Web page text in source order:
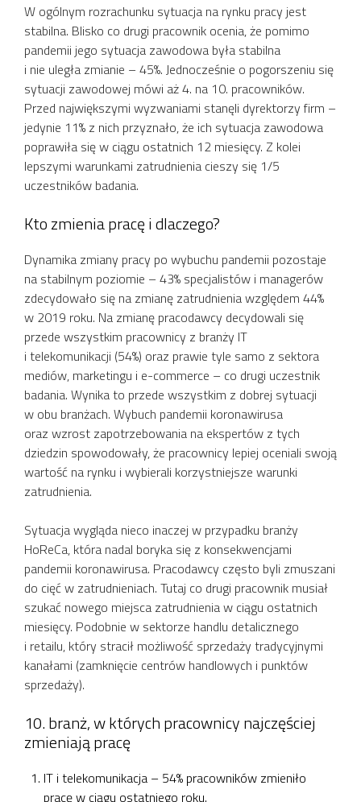
W ogólnym rozrachunku sytuacja na rynku pracy jest
stabilna. Blisko co drugi pracownik ocenia, że pomimo
pandemii jego sytuacja zawodowa była stabilna
i nie uległa zmianie – 45%. Jednocześnie o pogorszeniu się
sytuacji zawodowej mówi aż 4. na 10. pracowników.
Przed największymi wyzwaniami stanęli dyrektorzy firm –
jedynie 11% z nich przyznało, że ich sytuacja zawodowa
poprawiła się w ciągu ostatnich 12 miesięcy. Z kolei
lepszymi warunkami zatrudnienia cieszy się 1/5
uczestników badania.
Kto zmienia pracę i dlaczego?
Dynamika zmiany pracy po wybuchu pandemii pozostaje
na stabilnym poziomie – 43% specjalistów i managerów
zdecydowało się na zmianę zatrudnienia względem 44%
w 2019 roku. Na zmianę pracodawcy decydowali się
przede wszystkim pracownicy z branży IT
i telekomunikacji (54%) oraz prawie tyle samo z sektora
mediów, marketingu i e-commerce – co drugi uczestnik
badania. Wynika to przede wszystkim z dobrej sytuacji
w obu branżach. Wybuch pandemii koronawirusa
oraz wzrost zapotrzebowania na ekspertów z tych
dziedzin spowodowały, że pracownicy lepiej oceniali swoją
wartość na rynku i wybierali korzystniejsze warunki
zatrudnienia.
Sytuacja wygląda nieco inaczej w przypadku branży
HoReCa, która nadal boryka się z konsekwencjami
pandemii koronawirusa. Pracodawcy często byli zmuszani
do cięć w zatrudnieniach. Tutaj co drugi pracownik musiał
szukać nowego miejsca zatrudnienia w ciągu ostatnich
miesięcy. Podobnie w sektorze handlu detalicznego
i retailu, który stracił możliwość sprzedaży tradycyjnymi
kanałami (zamknięcie centrów handlowych i punktów
sprzedaży).
10. branż, w których pracownicy najczęściej
zmieniają pracę
IT i telekomunikacja – 54% pracowników zmieniło
pracę w ciągu ostatniego roku.